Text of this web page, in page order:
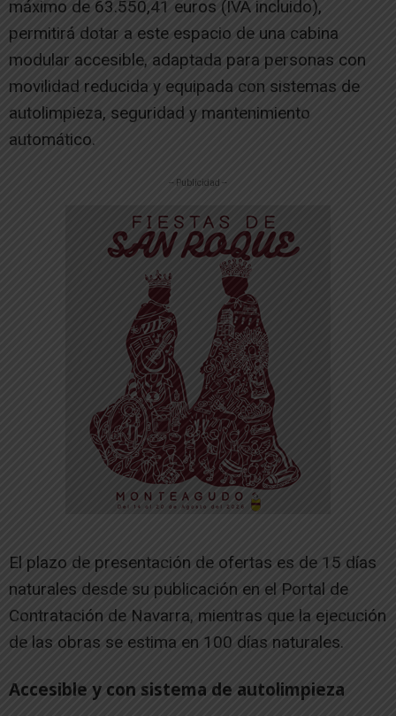
máximo de 63.550,41 euros (IVA incluido),
permitirá dotar a este espacio de una cabina
modular accesible, adaptada para personas con
movilidad reducida y equipada con sistemas de
autolimpieza, seguridad y mantenimiento
automático.
-- Publicidad --
El plazo de presentación de ofertas es de 15 días
naturales desde su publicación en el Portal de
Contratación de Navarra, mientras que la ejecución
de las obras se estima en 100 días naturales.
Accesible y con sistema de autolimpieza